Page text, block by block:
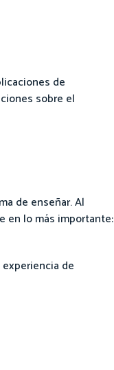
de
sobre el
de enseñar. Al
en lo más importante:
de